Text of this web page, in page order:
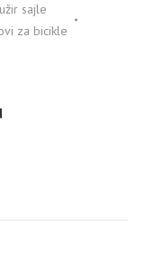
sajle
za bicikle